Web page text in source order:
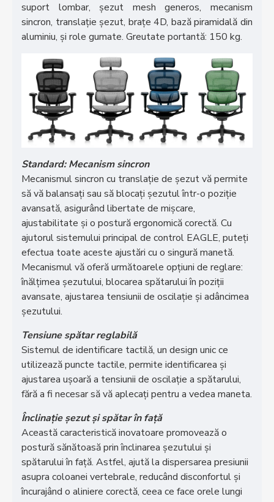
suport lombar, șezut mesh generos, mecanism
sincron, translație șezut, brațe 4D, bază piramidală din
aluminiu, și role gumate. Greutate portantă: 150 kg.
Standard: Mecanism sincron
Mecanismul sincron cu translație de șezut vă permite
să vă balansați sau să blocați șezutul într-o poziție
avansată, asigurând libertate de mișcare,
ajustabilitate și o postură ergonomică corectă. Cu
ajutorul sistemului principal de control EAGLE, puteți
efectua toate aceste ajustări cu o singură manetă.
Mecanismul vă oferă următoarele opțiuni de reglare:
înălțimea șezutului, blocarea spătarului în poziții
avansate, ajustarea tensiunii de oscilație și adâncimea
șezutului.
Tensiune spătar reglabilă
Sistemul de identificare tactilă, un design unic ce
utilizează puncte tactile, permite identificarea și
ajustarea ușoară a tensiunii de oscilație a spătarului,
fără a fi necesar să vă aplecați pentru a vedea maneta.
Înclinație șezut și spătar în față
Această caracteristică inovatoare promovează o
postură sănătoasă prin înclinarea șezutului și
spătarului în față. Astfel, ajută la dispersarea presiunii
asupra coloanei vertebrale, reducând disconfortul și
încurajând o aliniere corectă, ceea ce face orele lungi